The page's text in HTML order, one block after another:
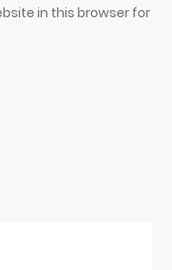
in this browser for